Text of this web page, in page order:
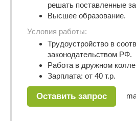
решать поставленные
Высшее образование.
Условия работы:
Трудоустройство в
законодательством РФ.
Работа в дружном
Зарплата: от 40 т.р.
Оставить запрос